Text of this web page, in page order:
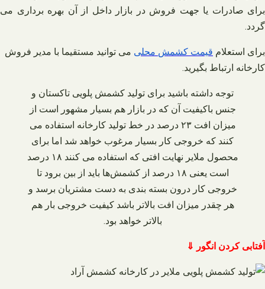
برای صادرات یا جهت فروش در بازار داخل از آن بهره‌ برداری می‌
گردد.
برای استعلام قیمت کشمش محلی می توانید مستقیما با مدیر فروش
کارخانه ارتباط بگیرید.
توجه داشته باشید برای تولید کشمش پلویی تاکستان و
جنس باکیفیت آن که در بازار هم بسیار مشهور است از
میزان افت ۲۳ درصد در خط تولید کارخانه استفاده می‌
کنند که خروجی کار بسیار مرغوب خواهد شد اما برای
محصول ملایر نهایت افتی که استفاده می‌ کنند ۱۸ درصد
است یعنی ۱۸ درصد از کشمش‌ها باید از بین برود تا
خروجی کار درون بسته‌ بندی به دست مشتریان برسد و
هر چقدر میزان افت بالاتر باشد کیفیت خروجی بار هم
بالاتر خواهد بود.
آفتابی کردن انگور ⇓